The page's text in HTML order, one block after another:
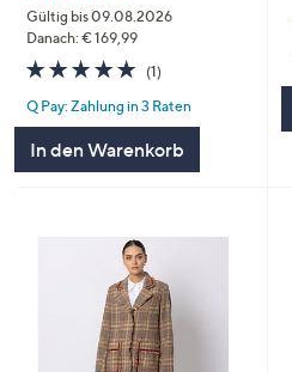
Gültig bis 09.08.2026
Danach: € 169,99
5.0
von
5
(1)1
Q Pay: Zahlung in 3 Raten
In den Warenkorb